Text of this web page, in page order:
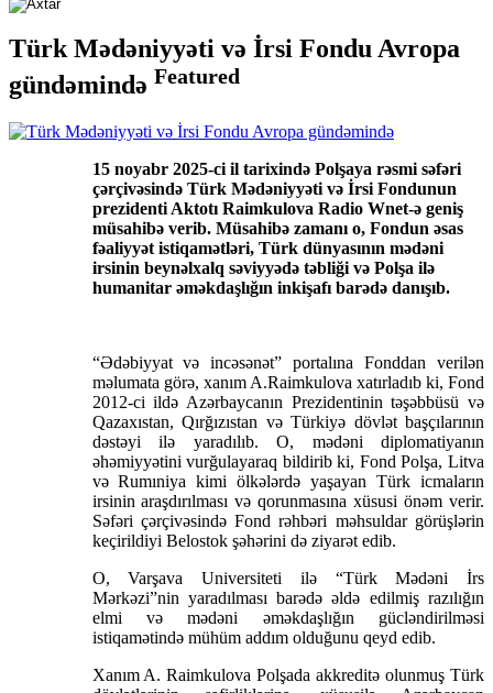
Türk Mədəniyyəti və İrsi Fondu Avropa
gündəmində Featured
15 noyabr 2025-ci il tarixində Polşaya rəsmi səfəri
çərçivəsində Türk Mədəniyyəti və İrsi Fondunun
prezidenti Aktotı Raimkulova Radio Wnet-ə geniş
müsahibə verib. Müsahibə zamanı o, Fondun əsas
fəaliyyət istiqamətləri, Türk dünyasının mədəni
irsinin beynəlxalq səviyyədə təbliği və Polşa ilə
humanitar əməkdaşlığın inkişafı barədə danışıb.
“Ədəbiyyat və incəsənət” portalına Fonddan verilən
məlumata görə, xanım A.Raimkulova xatırladıb ki, Fond
2012-ci ildə Azərbaycanın Prezidentinin təşəbbüsü və
Qazaxıstan, Qırğızıstan və Türkiyə dövlət başçılarının
dəstəyi ilə yaradılıb. O, mədəni diplomatiyanın
əhəmiyyətini vurğulayaraq bildirib ki, Fond Polşa, Litva
və Rumıniya kimi ölkələrdə yaşayan Türk icmaların
irsinin araşdırılması və qorunmasına xüsusi önəm verir.
Səfəri çərçivəsində Fond rəhbəri məhsuldar görüşlərin
keçirildiyi Belostok şəhərini də ziyarət edib.
O, Varşava Universiteti ilə “Türk Mədəni İrs
Mərkəzi”nin yaradılması barədə əldə edilmiş razılığın
elmi və mədəni əməkdaşlığın gücləndirilməsi
istiqamətində mühüm addım olduğunu qeyd edib.
Xanım A. Raimkulova Polşada akkreditə olunmuş Türk